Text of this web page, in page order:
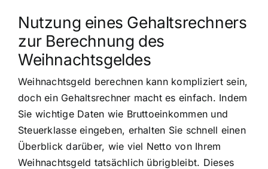
Nutzung eines Gehaltsrechners
zur Berechnung des
Weihnachtsgeldes
Weihnachtsgeld berechnen kann kompliziert sein,
doch ein Gehaltsrechner macht es einfach. Indem
Sie wichtige Daten wie Bruttoeinkommen und
Steuerklasse eingeben, erhalten Sie schnell einen
Überblick darüber, wie viel Netto von Ihrem
Weihnachtsgeld tatsächlich übrigbleibt. Dieses